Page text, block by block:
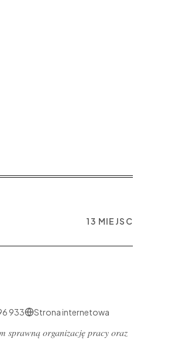
13 MIEJSC
933 Strona internetowa
sprawną organizację pracy oraz